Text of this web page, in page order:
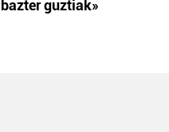
bazter guztiak»